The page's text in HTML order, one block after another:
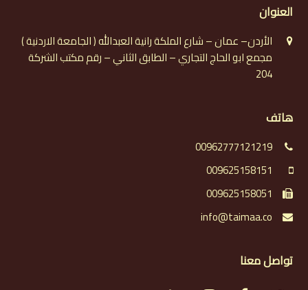
العنوان
الأردن– عمان – شارع الملكة رانية العبدالله ( الجامعة الاردنية )
مجمع ابو الحاج التجاري – الطابق الثاني – رقم مكتب الشركة
204
هاتف
00962777121219
009625158151
009625158051
info@taimaa.co
تواصل معنا